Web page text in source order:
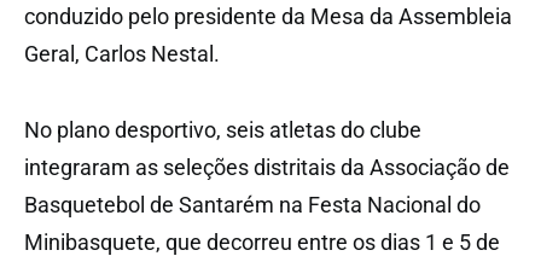
conduzido pelo presidente da Mesa da Assembleia
Geral, Carlos Nestal.
No plano desportivo, seis atletas do clube
integraram as seleções distritais da Associação de
Basquetebol de Santarém na Festa Nacional do
Minibasquete, que decorreu entre os dias 1 e 5 de